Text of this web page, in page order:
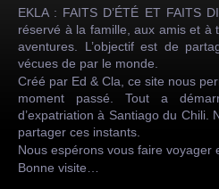
EKLA : FAITS D’ÉTÉ ET FAITS
réservé à la famille, aux amis et à
aventures. L’objectif est de
vécues de par le monde.
Créé par Ed & Cla, ce site nous
moment passé. Tout a
d’expatriation à Santiago du Chili.
partager ces instants.
Nous espérons vous faire
Bonne visite…